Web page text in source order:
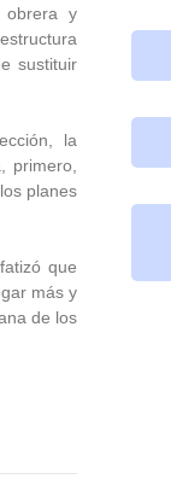
obrera y
sustituir
la
primero,
planes
que
más y
de los